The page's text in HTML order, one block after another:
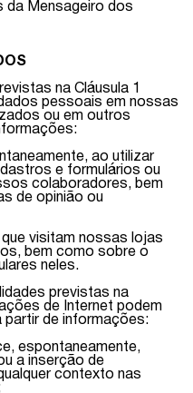
da Mensageiro dos
na Cláusula 1
pessoais em nossas
ou em outros
ao utilizar
e formulários ou
colaboradores, bem
de opinião ou
visitam nossas lojas
bem como sobre o
neles.
previstas na
de Internet podem
de informações:
espontaneamente,
a inserção de
contexto nas